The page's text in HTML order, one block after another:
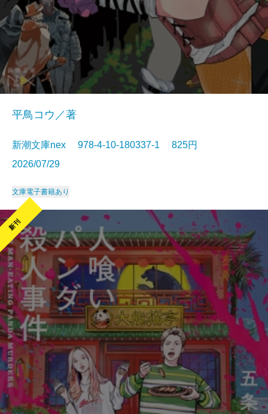
平鳥コウ／著
新潮文庫nex 978-4-10-180337-1 825円
2026/07/29
文庫電子書籍あり
新刊